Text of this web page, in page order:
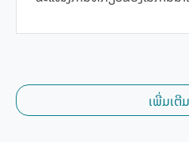
ຈັດຕັ້ງປະຕິບັດການຢັ້ງຢືນແຫຼ່ງກຳ
ສິນຄ້າອາຊຽນທາງເອເລັກໂຕຣນິ
ແລະ ທຸລະກິດ ທີ່ຈະຊ່ວຍ ປະຢັດເວ
ເພີ່ມເຕີມ